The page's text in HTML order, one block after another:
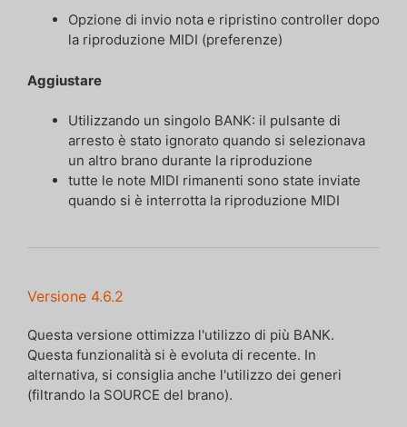
Opzione di invio nota e ripristino controller dopo
la riproduzione MIDI (preferenze)
Aggiustare
Utilizzando un singolo BANK: il pulsante di
arresto è stato ignorato quando si selezionava
un altro brano durante la riproduzione
tutte le note MIDI rimanenti sono state inviate
quando si è interrotta la riproduzione MIDI
Versione 4.6.2
Questa versione ottimizza l'utilizzo di più BANK.
Questa funzionalità si è evoluta di recente. In
alternativa, si consiglia anche l'utilizzo dei generi
(filtrando la SOURCE del brano).